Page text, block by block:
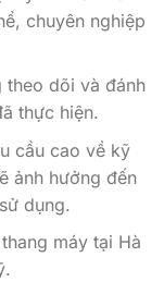
chuyên nghiệp
theo dõi và đánh
thực hiện.
cầu cao về kỹ
ảnh hưởng đến
dụng.
máy tại Hà